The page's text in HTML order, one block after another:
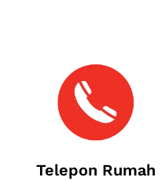
Telepon Rumah